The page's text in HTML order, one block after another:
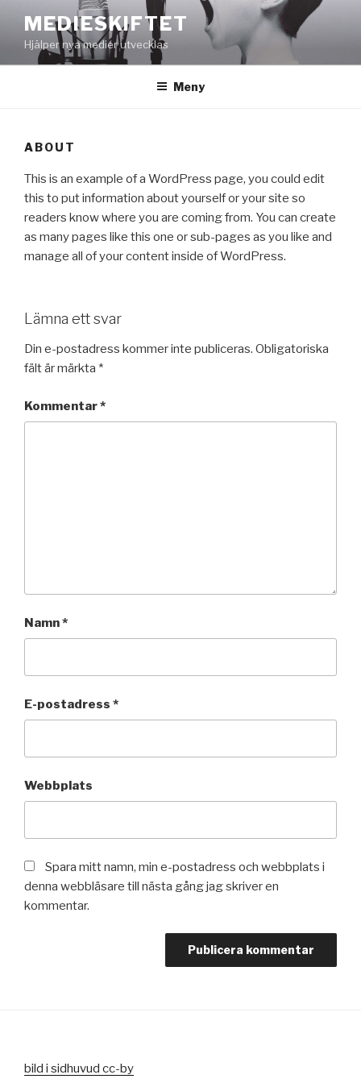
innehåll
MEDIESKIFTET
Hjälper nya medier utvecklas
Meny
ABOUT
This is an example of a WordPress page, you could edit
this to put information about yourself or your site so
readers know where you are coming from. You can create
as many pages like this one or sub-pages as you like and
manage all of your content inside of WordPress.
Lämna ett svar
Din e-postadress kommer inte publiceras. Obligatoriska
fält är märkta *
Kommentar*
Namn*
E-postadress *
Webbplats
Spara mitt namn, min e-postadress och webbplats i
denna webbläsare till nästa gång jag skriver en
kommentar.
bild i sidhuvud cc-by